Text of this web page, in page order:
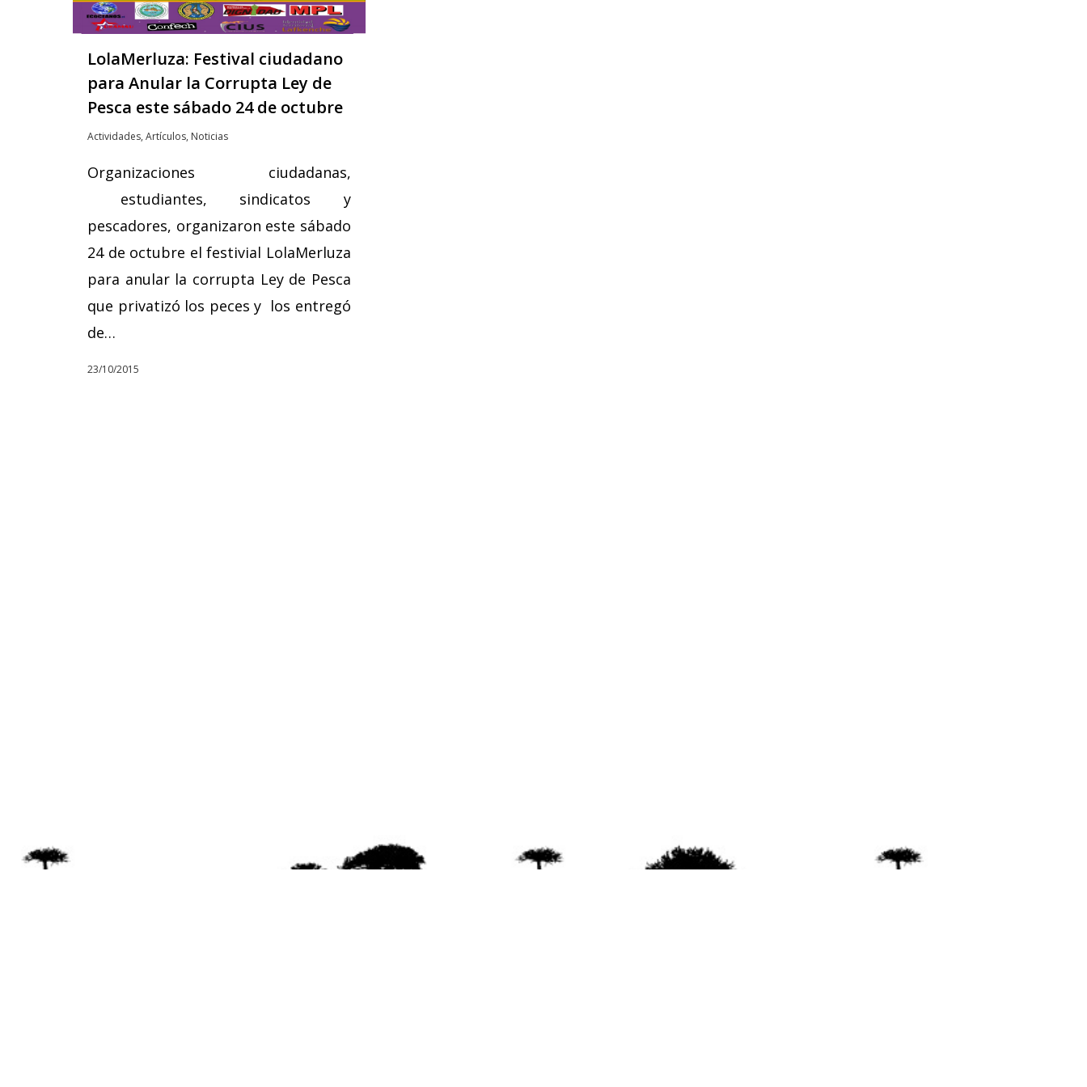
LolaMerluza: Festival ciudadano
para Anular la Corrupta Ley de
Pesca este sábado 24 de octubre
Actividades, Artículos, Noticias
Organizaciones ciudadanas,
estudiantes, sindicatos y
pescadores, organizaron este sábado
24 de octubre el festivial LolaMerluza
para anular la corrupta Ley de Pesca
que privatizó los peces y los entregó
de…
23/10/2015